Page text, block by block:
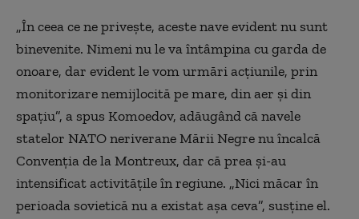
„În ceea ce ne priveşte, aceste nave evident nu sunt
binevenite. Nimeni nu le va întâmpina cu garda de
onoare, dar evident le vom urmări acţiunile, prin
monitorizare nemijlocită pe mare, din aer şi din
spaţiu”, a spus Komoedov, adăugând că navele
statelor NATO neriverane Mării Negre nu încalcă
Convenţia de la Montreux, dar că prea şi-au
intensificat activităţile în regiune. „Nici măcar în
perioada sovietică nu a existat aşa ceva”, susţine el.